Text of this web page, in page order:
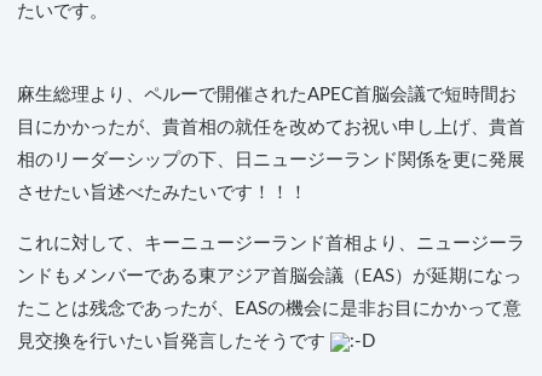
たいです。
麻生総理より、ペルーで開催されたAPEC首脳会議で短時間お
目にかかったが、貴首相の就任を改めてお祝い申し上げ、貴首
相のリーダーシップの下、日ニュージーランド関係を更に発展
させたい旨述べたみたいです！！！
これに対して、キーニュージーランド首相より、ニュージーラ
ンドもメンバーである東アジア首脳会議（EAS）が延期になっ
たことは残念であったが、EASの機会に是非お目にかかって意
見交換を行いたい旨発言したそうです